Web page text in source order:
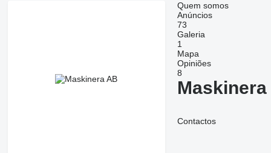
Quem somos
Anúncios
73
Galeria
1
Mapa
Opiniões
8
Maskinera
Contactos